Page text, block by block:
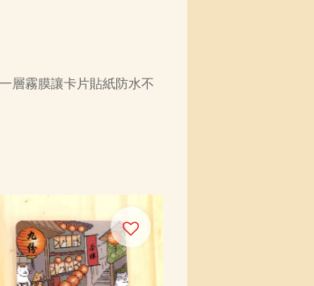
層霧膜讓卡片貼紙防水不